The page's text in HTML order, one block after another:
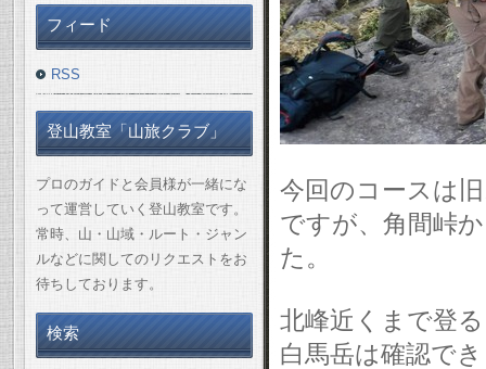
今回のコースは
ですが、角間峠
た。
北峰近くまで登
白馬岳は確認で
フィード
RSS
登山教室「山旅クラブ」
プロのガイドと会員様が一緒にな
って運営していく登山教室です。
常時、山・山域・ルート・ジャン
ルなどに関してのリクエストをお
待ちしております。
検索